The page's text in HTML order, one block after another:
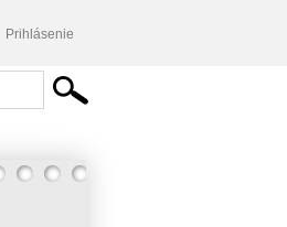
Prihlásenie